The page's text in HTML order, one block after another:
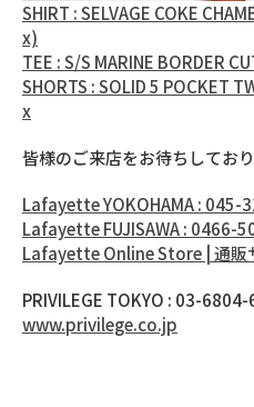
SHIRT : SELVAGE COKE
x)
TEE : S/S MARINE BORDER
SHORTS : SOLID 5 POCKET
x
皆様のご来店をお待ちしており
Lafayette YOKOHAMA : 045-
Lafayette FUJISAWA : 0466-
Lafayette Online Store | 通販
PRIVILEGE TOKYO : 03-
www.privilege.co.jp